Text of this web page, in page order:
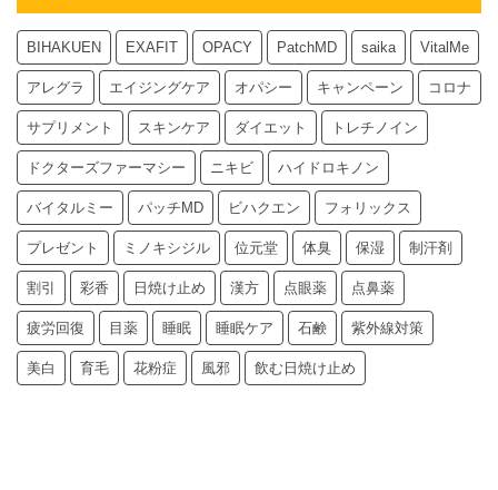
BIHAKUEN EXAFIT OPACY PatchMD saika VitalMe
アレグラ エイジングケア オパシー キャンペーン コロナ
サプリメント スキンケア ダイエット トレチノイン
ドクターズファーマシー ニキビ ハイドロキノン
バイタルミー パッチMD ビハクエン フォリックス
プレゼント ミノキシジル 位元堂 体臭 保湿 制汗剤
割引 彩香 日焼け止め 漢方 点眼薬 点鼻薬
疲労回復 目薬 睡眠 睡眠ケア 石鹸 紫外線対策
美白 育毛 花粉症 風邪 飲む日焼け止め